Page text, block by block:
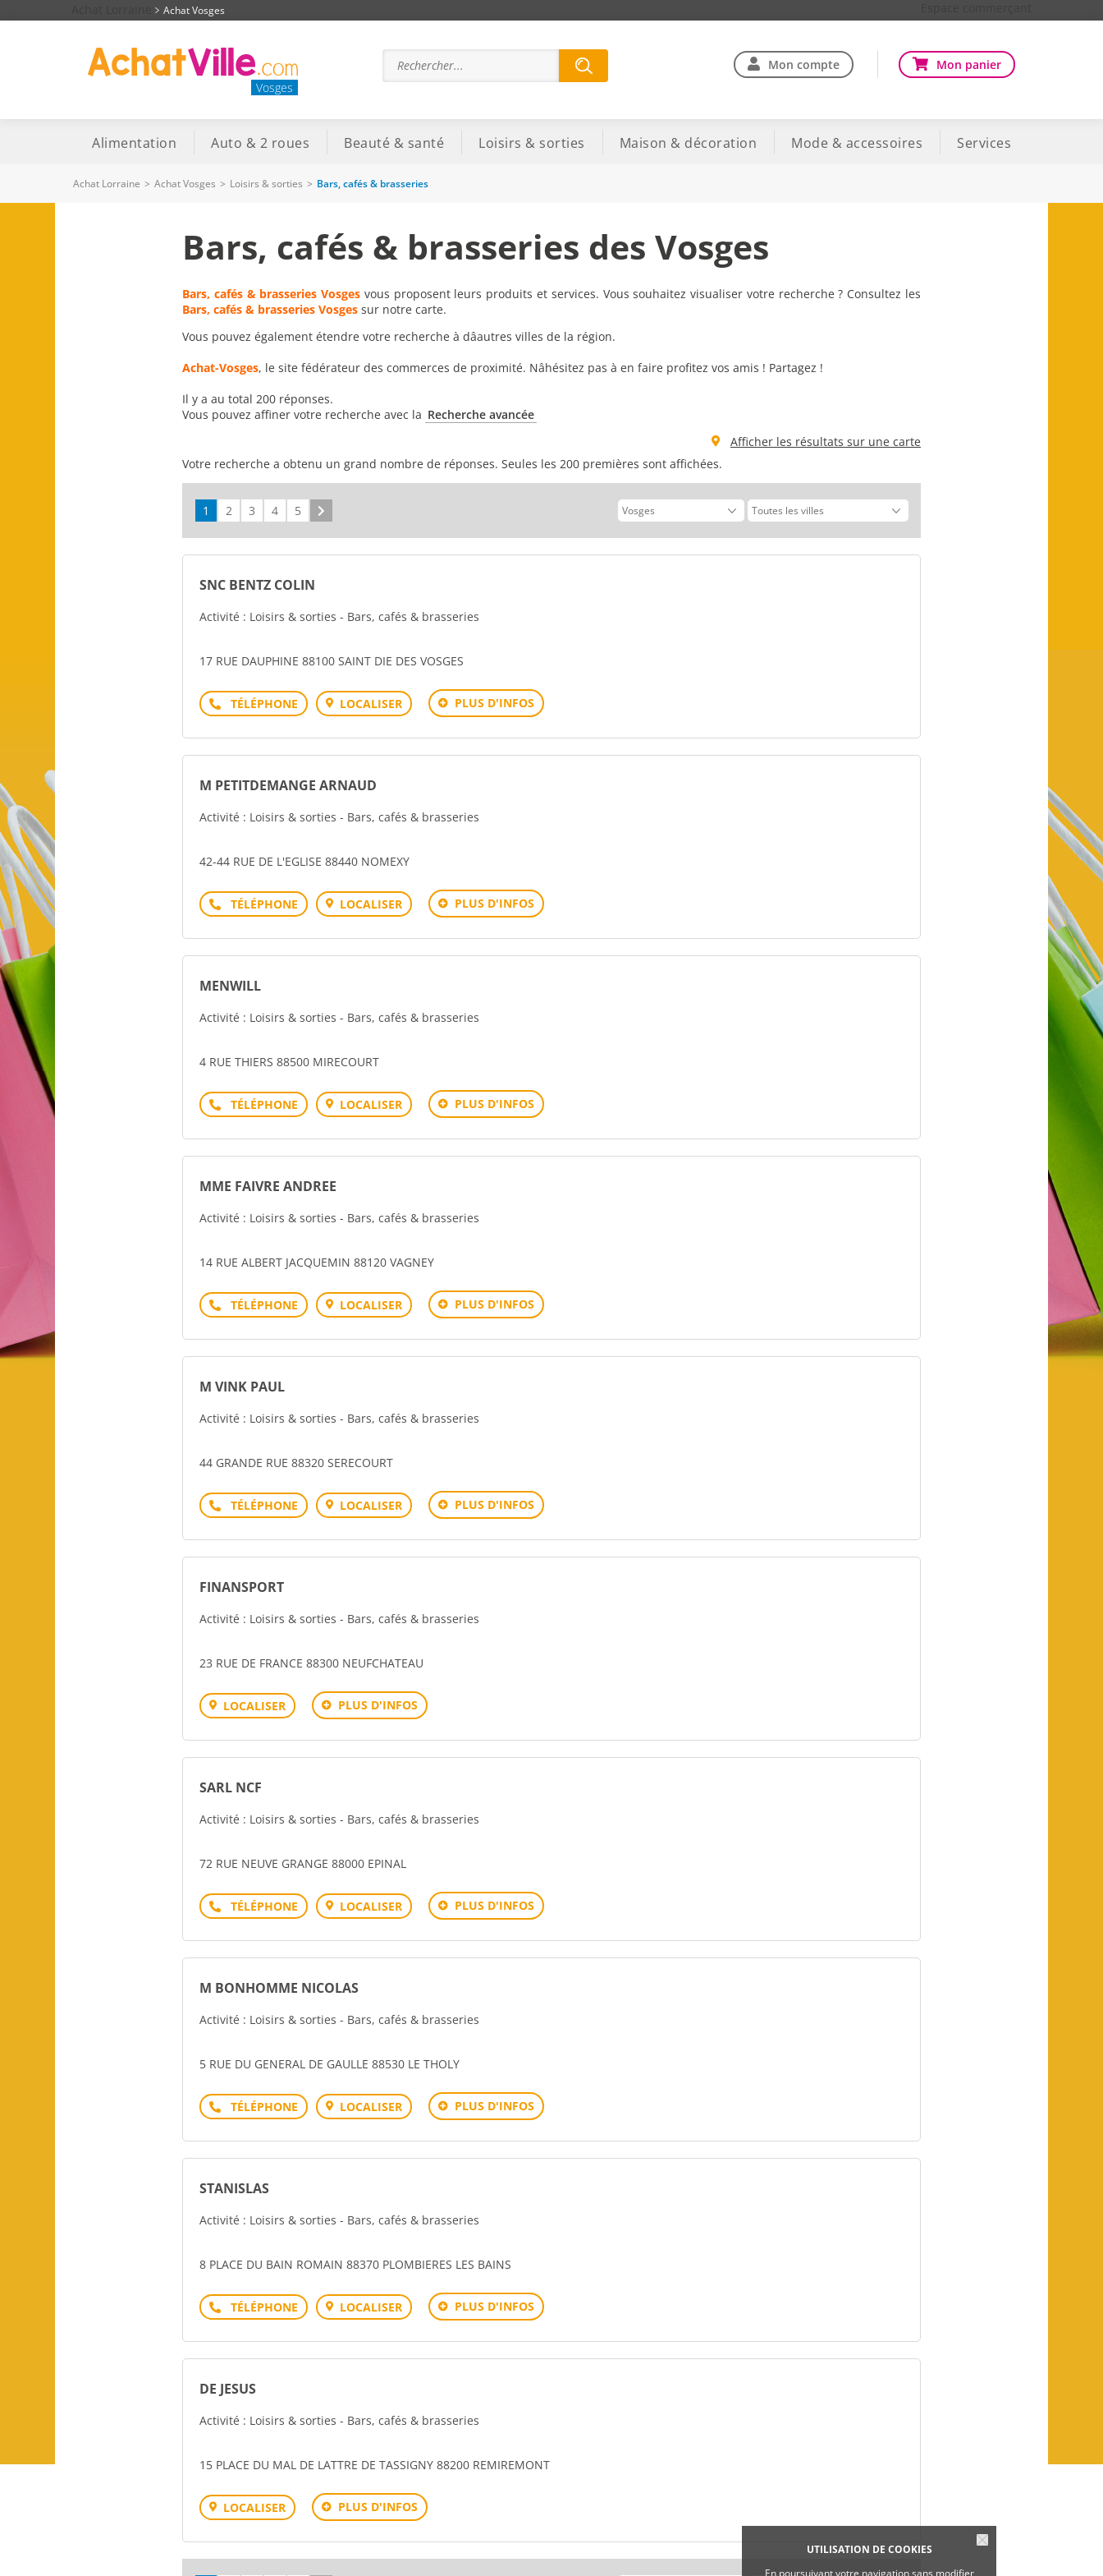
UTILISATION DE COOKIES
En poursuivant votre navigation sans modifier
Achat Vosges
Vosges
Mon compte Mon panier
Alimentation Auto & 2 roues Beauté & santé Loisirs & sorties Maison & décoration Mode & accessoires Services
Achat Lorraine > Achat Vosges > Loisirs & sorties > Bars, cafés & brasseries
Bars, cafés & brasseries des Vosges
Bars, cafés & brasseries Vosges vous proposent leurs produits et services. Vous souhaitez visualiser votre recherche ? Consultez les
Bars, cafés & brasseries Vosges sur notre carte.
Vous pouvez également étendre votre recherche à dâautres villes de la région.
Achat-Vosges, le site fédérateur des commerces de proximité. Nâhésitez pas à en faire profitez vos amis ! Partagez !
Il y a au total 200 réponses.
Vous pouvez affiner votre recherche avec la Recherche avancée
Afficher les résultats sur une carte
Votre recherche a obtenu un grand nombre de réponses. Seules les 200 premières sont affichées.
1 2 3 4 5
SNC BENTZ COLIN
Activité : Loisirs & sorties - Bars, cafés & brasseries
17 RUE DAUPHINE 88100 SAINT DIE DES VOSGES
Téléphone LOCALISER PLUS D'INFOS
M PETITDEMANGE ARNAUD
Activité : Loisirs & sorties - Bars, cafés & brasseries
42-44 RUE DE L'EGLISE 88440 NOMEXY
Téléphone LOCALISER PLUS D'INFOS
MENWILL
Activité : Loisirs & sorties - Bars, cafés & brasseries
4 RUE THIERS 88500 MIRECOURT
Téléphone LOCALISER PLUS D'INFOS
MME FAIVRE ANDREE
Activité : Loisirs & sorties - Bars, cafés & brasseries
14 RUE ALBERT JACQUEMIN 88120 VAGNEY
Téléphone LOCALISER PLUS D'INFOS
M VINK PAUL
Activité : Loisirs & sorties - Bars, cafés & brasseries
44 GRANDE RUE 88320 SERECOURT
Téléphone LOCALISER PLUS D'INFOS
FINANSPORT
Activité : Loisirs & sorties - Bars, cafés & brasseries
23 RUE DE FRANCE 88300 NEUFCHATEAU
LOCALISER PLUS D'INFOS
SARL NCF
Activité : Loisirs & sorties - Bars, cafés & brasseries
72 RUE NEUVE GRANGE 88000 EPINAL
Téléphone LOCALISER PLUS D'INFOS
M BONHOMME NICOLAS
Activité : Loisirs & sorties - Bars, cafés & brasseries
5 RUE DU GENERAL DE GAULLE 88530 LE THOLY
Téléphone LOCALISER PLUS D'INFOS
STANISLAS
Activité : Loisirs & sorties - Bars, cafés & brasseries
8 PLACE DU BAIN ROMAIN 88370 PLOMBIERES LES BAINS
Téléphone LOCALISER PLUS D'INFOS
DE JESUS
Activité : Loisirs & sorties - Bars, cafés & brasseries
15 PLACE DU MAL DE LATTRE DE TASSIGNY 88200 REMIREMONT
LOCALISER PLUS D'INFOS